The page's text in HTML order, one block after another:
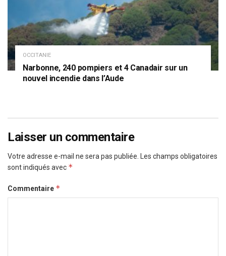
OCCITANIE
Narbonne, 240 pompiers et 4 Canadair sur un
nouvel incendie dans l’Aude
Laisser un commentaire
Votre adresse e-mail ne sera pas publiée.
Les champs obligatoires
sont indiqués avec *
Commentaire *